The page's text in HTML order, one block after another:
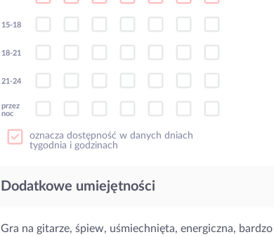
15-18
18-21
21-24
przez
noc
oznacza dostępność w danych dniach
tygodnia i godzinach
Dodatkowe umiejętności
Gra na gitarze, śpiew, uśmiechnięta, energiczna,